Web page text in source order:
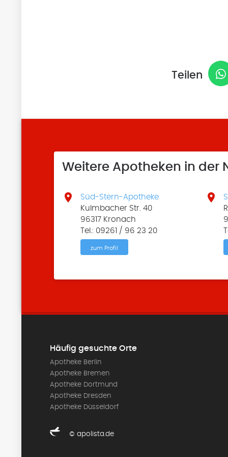
Teilen
Weitere Apotheken in der

Süd-Stern-Apotheke
Kulmbacher Str. 40
96317 Kronach
Tel.: 09261 / 96 23 20
zum Profil

Häufig gesuchte Orte
Apotheke Berlin
Apotheke Bremen
Apotheke Dortmund
Apotheke Dresden
Apotheke Düsseldorf
© apolista.de